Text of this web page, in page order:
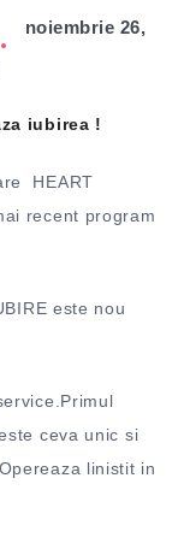
noiembrie 26,
iubirea !
HEART
recent program
este nou
ceva unic si
linistit in